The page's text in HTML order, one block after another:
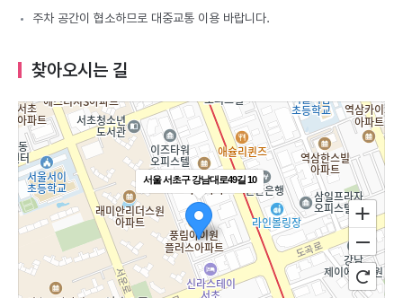
주차 공간이 협소하므로 대중교통 이용 바랍니다.
찾아오시는 길
서울 서초구 강남대로49길 10